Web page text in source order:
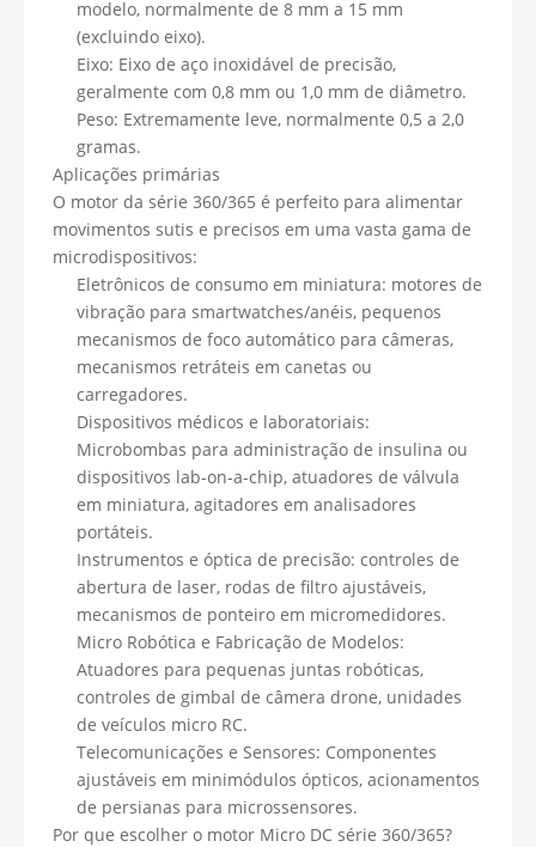
modelo, normalmente de 8 mm a 15 mm
(excluindo eixo).
Eixo: Eixo de aço inoxidável de precisão,
geralmente com 0,8 mm ou 1,0 mm de diâmetro.
Peso: Extremamente leve, normalmente 0,5 a 2,0
gramas.
Aplicações primárias
O motor da série 360/365 é perfeito para alimentar
movimentos sutis e precisos em uma vasta gama de
microdispositivos:
Eletrônicos de consumo em miniatura: motores de
vibração para smartwatches/anéis, pequenos
mecanismos de foco automático para câmeras,
mecanismos retráteis em canetas ou
carregadores.
Dispositivos médicos e laboratoriais:
Microbombas para administração de insulina ou
dispositivos lab-on-a-chip, atuadores de válvula
em miniatura, agitadores em analisadores
portáteis.
Instrumentos e óptica de precisão: controles de
abertura de laser, rodas de filtro ajustáveis,
mecanismos de ponteiro em micromedidores.
Micro Robótica e Fabricação de Modelos:
Atuadores para pequenas juntas robóticas,
controles de gimbal de câmera drone, unidades
de veículos micro RC.
Telecomunicações e Sensores: Componentes
ajustáveis ​​em minimódulos ópticos, acionamentos
de persianas para microssensores.
Por que escolher o motor Micro DC série 360/365?